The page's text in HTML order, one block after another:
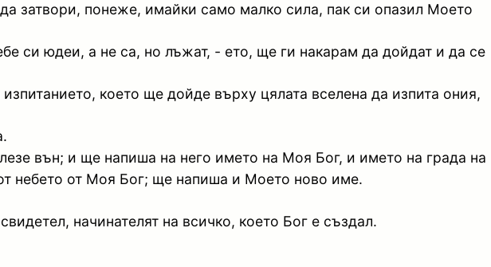
затвори, понеже, имайки само малко сила, пак си опазил Моето
си юдеи, а не са, но лъжат, - ето, ще ги накарам да дойдат и да се
което ще дойде върху цялата вселена да изпита ония,
вън; и ще напиша на него името на Моя Бог, и името на града на
небето от Моя Бог; ще напиша и Моето ново име.
начинателят на всичко, което Бог е създал.